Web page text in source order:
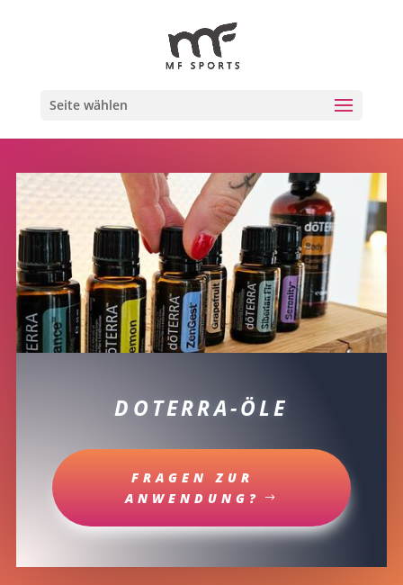
Seite wählen
DOTERRA-ÖLE
FRAGEN ZUR
ANWENDUNG?